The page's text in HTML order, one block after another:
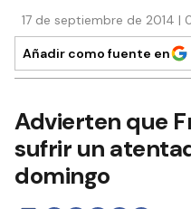
17 de septiembre de 2014 |
Añadir como fuente en
Advierten que
sufrir un
domingo